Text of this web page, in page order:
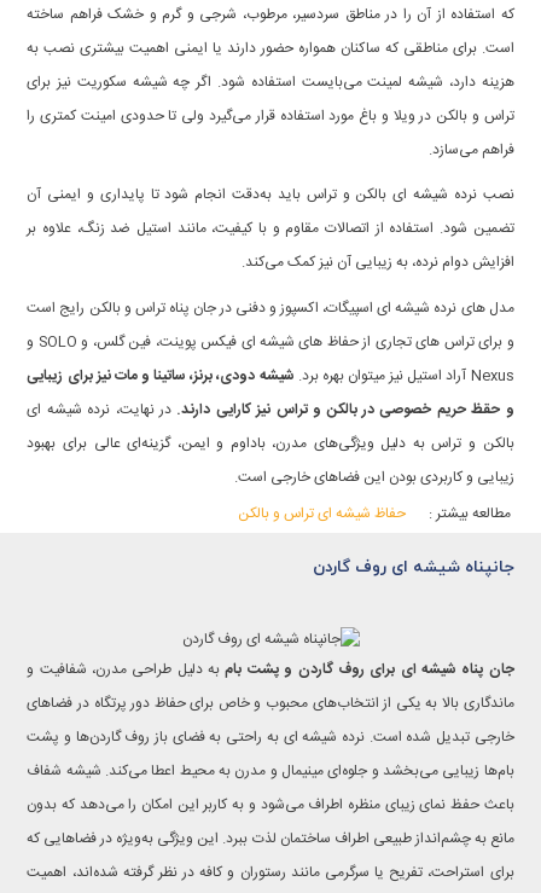
که استفاده از آن را در مناطق سردسیر، مرطوب، شرجی و گرم و خشک فراهم ساخته
است. برای مناطقی که ساکنان همواره حضور دارند یا ایمنی اهمیت بیشتری نصب به
هزینه دارد، شیشه لمینت می‌بایست استفاده شود. اگر چه شیشه سکوریت نیز برای
تراس و بالکن در ویلا و باغ مورد استفاده قرار می‌گیرد ولی تا حدودی امینت کمتری را
فراهم می‌سازد.
نصب نرده شیشه ای بالکن و تراس باید به‌دقت انجام شود تا پایداری و ایمنی آن
تضمین شود. استفاده از اتصالات مقاوم و با کیفیت، مانند استیل ضد زنگ، علاوه بر
افزایش دوام نرده، به زیبایی آن نیز کمک می‌کند.
مدل های نرده شیشه ای اسپیگات، اکسپوز و دفنی در جان پناه تراس و بالکن رایج است
و برای تراس های تجاری از حفاظ های شیشه ای فیکس پوینت، فین گلس، و SOLO و
Nexus آراد استیل نیز میتوان بهره برد.
شیشه دودی، برنز، ساتینا و مات نیز برای زیبایی
و حقظ حریم خصوصی در بالکن و تراس نیز کارایی دارند. در نهایت، نرده شیشه ای
بالکن و تراس به دلیل ویژگی‌های مدرن، باداوم و ایمن، گزینه‌ای عالی برای بهبود
زیبایی و کاربردی بودن این فضاهای خارجی است.
مطالعه بیشتر :
حفاظ شیشه ای تراس و بالکن
جانپناه شیشه ای روف گاردن
جان پناه شیشه ای برای روف گاردن و پشت بامبه دلیل طراحی مدرن، شفافیت و
ماندگاری بالا به یکی از انتخاب‌های محبوب و خاص برای حفاظ دور پرتگاه در فضاهای
خارجی تبدیل شده است. نرده شیشه ای به راحتی به فضای باز روف گاردن‌ها و پشت
بام‌ها زیبایی می‌بخشد و جلوه‌ای مینیمال و مدرن به محیط اعطا می‌کند. شیشه شفاف
باعث حفظ نمای زیبای منظره اطراف می‌شود و به کاربر این امکان را می‌دهد که بدون
مانع به چشم‌انداز طبیعی اطراف ساختمان لذت ببرد. این ویژگی به‌ویژه در فضاهایی که
برای استراحت، تفریح یا سرگرمی مانند رستوران و کافه در نظر گرفته شده‌اند، اهمیت